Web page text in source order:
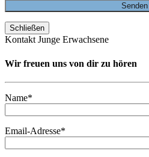
Schließen
Kontakt Junge Erwachsene
Wir freuen uns von dir zu hören
Name*
Email-Adresse*